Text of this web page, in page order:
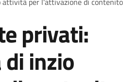
privati:
inzio